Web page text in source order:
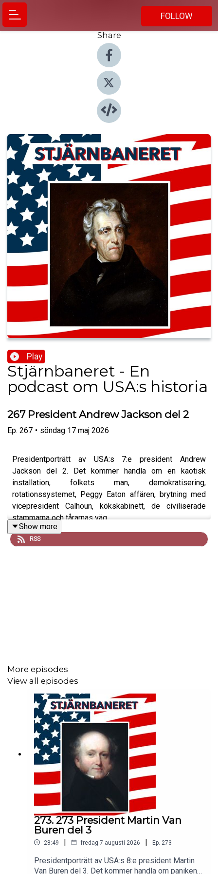
FOLLOW
Share
Play
Stjärnbaneret - En
podcast om USA:s historia
267 President Andrew Jackson del 2
Ep. 267 • söndag 17 maj 2026
Presidentporträtt av USA:s 7:e president Andrew
Jackson del 2. Det kommer handla om en kaotisk
installation, folkets man, demokratisering,
rotationssystemet, Peggy Eaton affären, brytning med
vicepresident Calhoun, kökskabinett, de civiliserade
stammarna och tårarnas väg.
Följ podden: Facebook (facebook.com/stjarnbaneret),
twitter (@stjarnbaneret), Instagram (@stjarnbaneret)
Kontakt: stjarnbaneret@gmail.com
Litteratur:
- Empire of Liberty, Gordon Wood
- The Creation of the American Repbulic, 1776-1787,
Gordon Wood
- The Federalist era, John Miller
- The age of federalism, Stanley Elkins, Eric
Show more
RSS
More episodes
View all episodes
273. 273 President Martin Van
Buren del 3
28:49 | fredag 7 augusti 2026 | Ep. 273
Presidentporträtt av USA:s 8:e president Martin
Van Buren del 3. Det kommer handla om paniken